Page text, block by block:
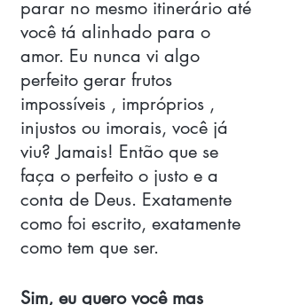
parar no mesmo itinerário até
você tá alinhado para o
amor. Eu nunca vi algo
perfeito gerar frutos
impossíveis , impróprios ,
injustos ou imorais, você já
viu? Jamais! Então que se
faça o perfeito o justo e a
conta de Deus. Exatamente
como foi escrito, exatamente
como tem que ser.
Sim, eu quero você mas